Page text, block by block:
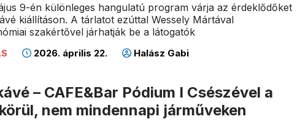
9-én különleges hangulatú program várja az érdeklődőket
kiállításon. A tárlatot ezúttal Wessely Mártával
szakértővel járhatják be a látogatók
2026. április 22. Halász Gabi
– CAFE&Bar Pódium I Csészével a
nem mindennapi járműveken